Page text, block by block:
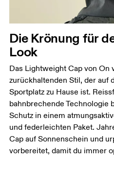
Die Krönung für
Look
Das Lightweight Cap von On
zurückhaltenden Stil, der auf
Sportplatz zu Hause ist.
bahnbrechende Technologie
Schutz in einem
und federleichten Paket.
Cap auf Sonnenschein und
vorbereitet, damit du immer